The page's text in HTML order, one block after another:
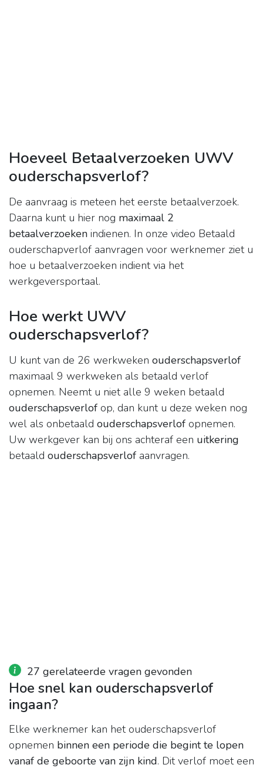
Hoeveel Betaalverzoeken UWV
ouderschapsverlof?
De aanvraag is meteen het eerste betaalverzoek.
Daarna kunt u hier nog maximaal 2
betaalverzoeken indienen. In onze video Betaald
ouderschapverlof aanvragen voor werknemer ziet u
hoe u betaalverzoeken indient via het
werkgeversportaal.
Hoe werkt UWV
ouderschapsverlof?
U kunt van de 26 werkweken ouderschapsverlof
maximaal 9 werkweken als betaald verlof
opnemen. Neemt u niet alle 9 weken betaald
ouderschapsverlof op, dan kunt u deze weken nog
wel als onbetaald ouderschapsverlof opnemen.
Uw werkgever kan bij ons achteraf een uitkering
betaald ouderschapsverlof aanvragen.
27 gerelateerde vragen gevonden
Hoe snel kan ouderschapsverlof
ingaan?
Elke werknemer kan het ouderschapsverlof
opnemen binnen een periode die begint te lopen
vanaf de geboorte van zijn kind. Dit verlof moet een